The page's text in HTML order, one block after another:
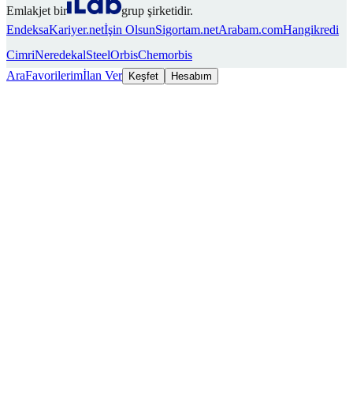
Emlakjet bir
grup şirketidir.
EndeksaKariyer.netİşin OlsunSigortam.netArabam.comHangikredi
CimriNeredekalSteelOrbisChemorbis
AraFavorilerimİlan Ver Keşfet Hesabım